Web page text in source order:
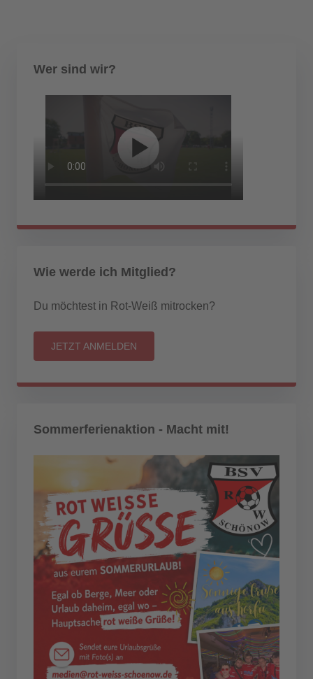
Wer sind wir?
Wie werde ich Mitglied?
Du möchtest in Rot-Weiß mitrocken?
JETZT ANMELDEN
Sommerferienaktion - Macht mit!